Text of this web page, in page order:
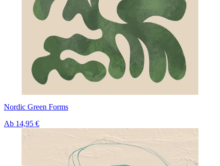
Nordic Green Forms
Ab 14,95 €